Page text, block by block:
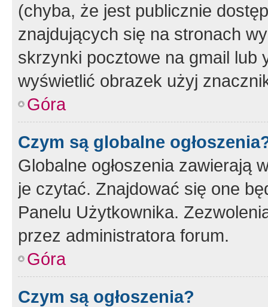
(chyba, że jest publicznie
znajdujących się na stronach
skrzynki pocztowe na gmail lub
wyświetlić obrazek użyj
Góra
Czym są globalne
Globalne ogłoszenia zawierają
je czytać. Znajdować się one
Panelu Użytkownika.
przez administratora forum.
Góra
Czym są ogłoszenia?